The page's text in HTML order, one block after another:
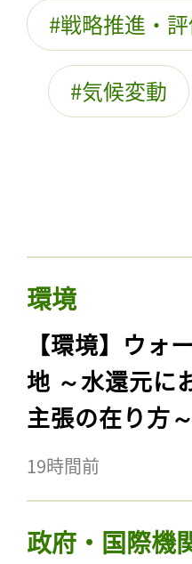
戦略推進・
気候変動
環境
【環境】ウォ
地 ～水還元に
主張の在り方～
19時間前
政府・国際機